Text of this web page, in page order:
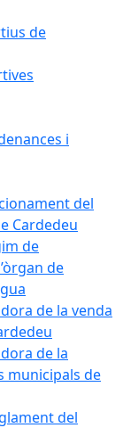
de
i
del
Cardedeu
de
de
de la venda
de la
municipals de
del